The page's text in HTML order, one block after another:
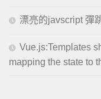
漂亮的javscript 彈
Vue.js:Templates
mapping the state to